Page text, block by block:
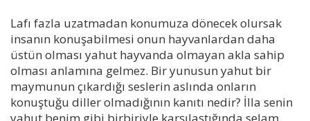
Lafı fazla uzatmadan konumuza dönecek olursak
insanın konuşabilmesi onun hayvanlardan daha
üstün olması yahut hayvanda olmayan akla sahip
olması anlamına gelmez. Bir yunusun yahut bir
maymunun çıkardığı seslerin aslında onların
konuştuğu diller olmadığının kanıtı nedir? İlla senin
yahut benim gibi birbiriyle karşılaştığında selam